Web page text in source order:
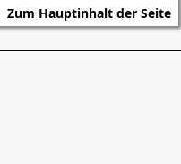
Zum Hauptinhalt der Seite